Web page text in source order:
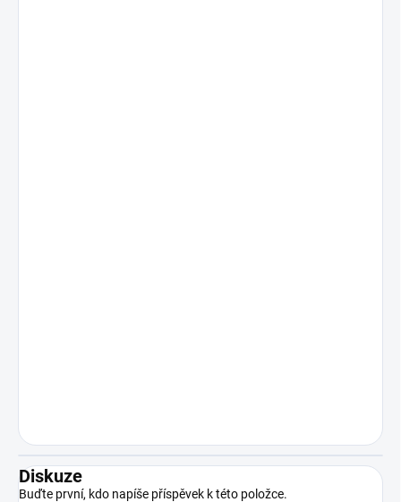
Diskuze
Buďte první, kdo napíše příspěvek k této položce.